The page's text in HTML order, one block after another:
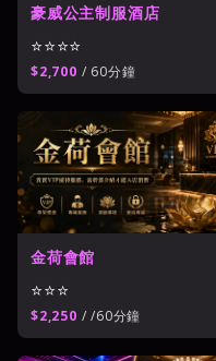
豪威公主制服酒店
⭐⭐⭐⭐
$2,700 / 60分鐘
金荷會館
⭐⭐⭐
$2,250 / /60分鐘